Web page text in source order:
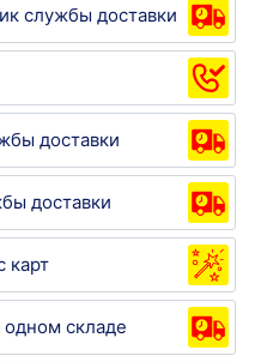
службы доставки
доставки
доставки
карт
складе